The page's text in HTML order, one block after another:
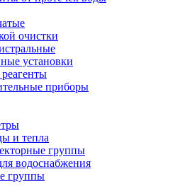
очистки
установки
приборы
и тепла
группы
водоснабжения
группы